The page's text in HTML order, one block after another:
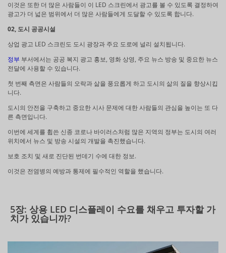
이것은 또한 더 많은 사람들이 이 LED 스크린에서 광고를 볼 수 있도록 결정하여
광고가 더 넓은 범위에서 더 많은 사람들에게 도달할 수 있도록 합니다.
02, 도시 공공시설
상업 광고 LED 스크린도 도시 광장과 주요 도로에 널리 설치됩니다.
정부 부서에서는 공공 복지 광고 홍보, 영화 상영, 주요 뉴스 방송 및 중요한 뉴스
전달에 사용할 수 있습니다.
첫 번째 측면은 사람들의 오락과 삶을 풍요롭게 하고 도시의 삶의 질을 향상시킵
니다.
도시의 안전을 구축하고 중요한 시사 문제에 대한 사람들의 관심을 높이는 또 다
른 측면입니다.
이번에 세계를 휩쓴 신종 코로나 바이러스처럼 많은 지역의 정부는 도시의 여러
위치에서 뉴스 및 방송 시설의 개발을 촉진했습니다.
보호 조치 및 새로 진단된 번데기 수에 대한 정보.
이것은 전염병의 예방과 통제에 필수적인 역할을 했습니다.
5장: 상용 LED 디스플레이 수요를 채우고 투자할 가
치가 있습니까?